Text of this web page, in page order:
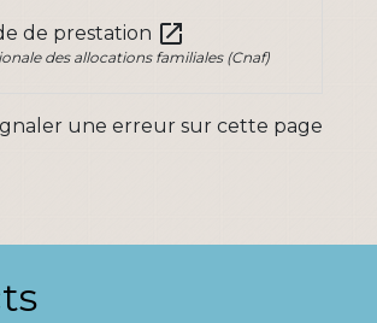
de prestation open_in_new
des allocations familiales (Cnaf)
une erreur sur cette page